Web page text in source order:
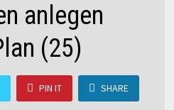
anlegen
(25)
PIN IT SHARE